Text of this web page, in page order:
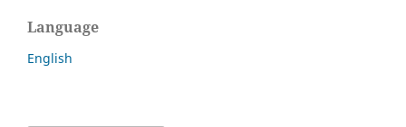
Language
English